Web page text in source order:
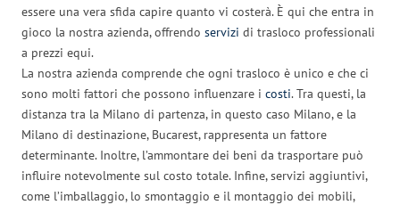
essere una vera sfida capire quanto vi costerà. È qui che entra in
gioco la nostra azienda, offrendo servizi di trasloco professionali
a prezzi equi.
La nostra azienda comprende che ogni trasloco è unico e che ci
sono molti fattori che possono influenzare i costi. Tra questi, la
distanza tra la Milano di partenza, in questo caso Milano, e la
Milano di destinazione, Bucarest, rappresenta un fattore
determinante. Inoltre, l’ammontare dei beni da trasportare può
influire notevolmente sul costo totale. Infine, servizi aggiuntivi,
come l’imballaggio, lo smontaggio e il montaggio dei mobili,